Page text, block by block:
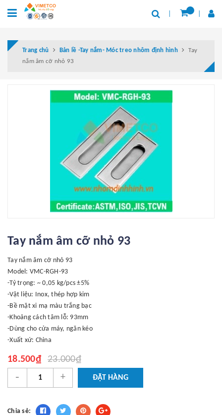
Trang chủ Bản lề -Tay nắm- Móc treo nhôm định hình
Tay
nắm âm cỡ nhỏ 93
Tay nắm âm cỡ nhỏ 93
Tay nắm âm cỡ nhỏ 93
Model: VMC-RGH-93
-Tỷ trọng: ~ 0,05 kg/pcs ±5%
-Vật liệu: Inox, thép hợp kim
-Bề mặt xi mạ màu trắng bạc
-Khoảng cách tâm lỗ: 93mm
-Dùng cho cửa máy, ngăn kéo
-Xuất xứ: China
18.500₫ 23.000₫
- + ĐẶT HÀNG
Chia sẻ: